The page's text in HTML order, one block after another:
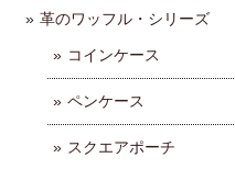
革のワッフル・シリーズ
コインケース
ペンケース
スクエアポーチ